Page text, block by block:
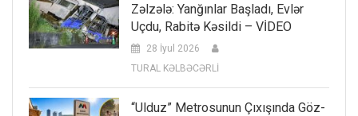
Zəlzələ: Yanğınlar Başladı, Evlər
Uçdu, Rabitə Kəsildi – VİDEO
28 İyul 2026
TURAL KƏLBƏCƏRLİ
“Ulduz” Metrosunun Çıxışında Göz-